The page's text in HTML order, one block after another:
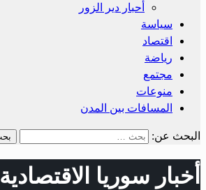
أحبار دير الزور
سياسة
اقتصاد
رياضة
مجتمع
منوعات
المسافات بين المدن
البحث عن:
أخبار سوريا الاقتصادية